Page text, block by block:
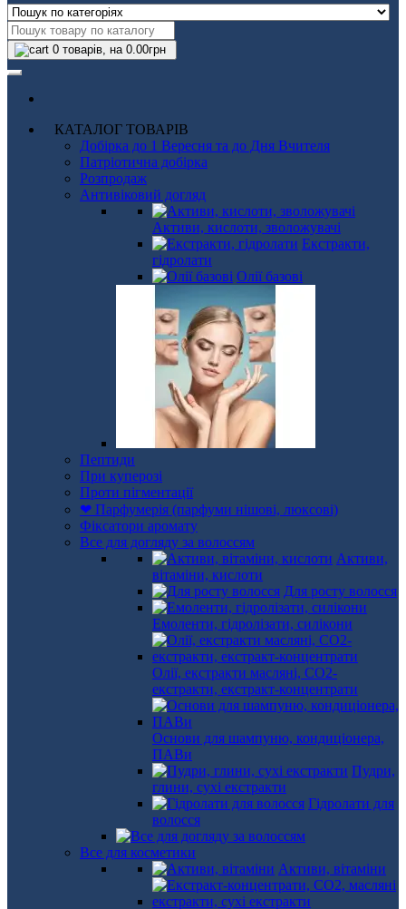
0 товарів, на 0.00грн
КАТАЛОГ ТОВАРІВ
Добірка до 1 Вересня та до Дня Вчителя
Патріотична добірка
Розпродаж
Антивіковий догляд
Активи, кислоти, зволожувачі
Екстракти,
гідролати
Олії базові
Пептиди
При куперозі
Проти пігментації
❤ Парфумерія (парфуми нішові, люксові)
Фіксатори аромату
Все для догляду за волоссям
Активи,
вітаміни, кислоти
Для росту волосся
Емоленти, гідролізати, силікони
Олії, екстракти масляні, СО2-
екстракти, екстракт-концентрати
Основи для шампуню, кондиціонера,
ПАВи
Пудри,
глини, сухі екстракти
Гідролати для
волосся
Все для косметики
Активи, вітаміни